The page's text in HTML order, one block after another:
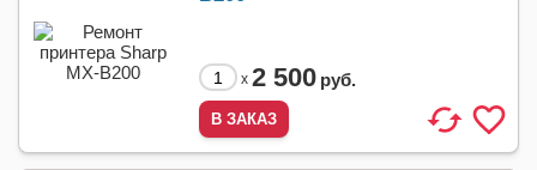
x 2 500 руб.